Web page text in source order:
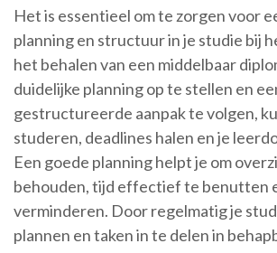
Het is essentieel om te zorgen voor
planning en structuur in je studie bij
het behalen van een middelbaar
duidelijke planning op te stellen en
gestructureerde aanpak te volgen,
studeren, deadlines halen en je
Een goede planning helpt je om
behouden, tijd effectief te benutten
verminderen. Door regelmatig je
plannen en taken in te delen in